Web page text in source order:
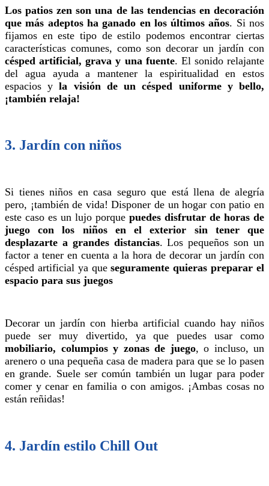
Los patios zen son una de las tendencias en decoración
que más adeptos ha ganado en los últimos años. Si nos
fijamos en este tipo de estilo podemos encontrar ciertas
características comunes, como son decorar un jardín con
césped artificial, grava y una fuente. El sonido relajante
del agua ayuda a mantener la espiritualidad en estos
espacios yla visión de un césped uniforme y bello,
¡también relaja!
3. Jardín con niños
Si tienes niños en casa seguro que está llena de alegría
pero, ¡también de vida! Disponer de un hogar con patio en
este caso es un lujo porque puedes disfrutar de horas de
juego con los niños en el exterior sin tener que
desplazarte a grandes distancias. Los pequeños son un
factor a tener en cuenta a la hora de decorar un jardín con
césped artificial ya queseguramente quieras preparar el
espacio para sus juegos
Decorar un jardín con hierba artificial cuando hay niños
puede ser muy divertido, ya que puedes usar como
mobiliario, columpios y zonas de juego, o incluso, un
arenero o una pequeña casa de madera para que se lo pasen
en grande. Suele ser común también un lugar para poder
comer y cenar en familia o con amigos. ¡Ambas cosas no
están reñidas!
4. Jardín estilo Chill Out